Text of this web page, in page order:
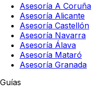
Asesoría A Coruña
Asesoría Alicante
Asesoría Castellón
Asesoría Navarra
Asesoría Álava
Asesoría Mataró
Asesoría Granada
Guías